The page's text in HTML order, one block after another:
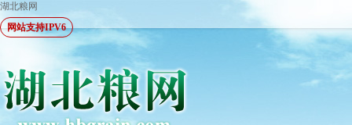
湖北粮网
网站支持IPV6